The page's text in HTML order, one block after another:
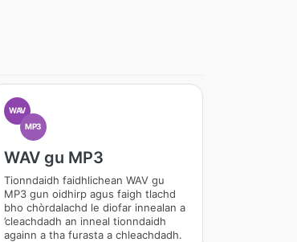
WAV
MP3
WAV gu MP3
Tionndaidh faidhlichean WAV gu
MP3 gun oidhirp agus faigh tlachd
bho chòrdalachd le diofar innealan a
’cleachdadh an inneal tionndaidh
againn a tha furasta a chleachdadh.